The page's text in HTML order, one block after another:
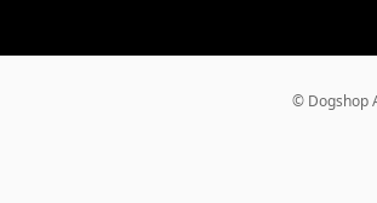
© Dogshop